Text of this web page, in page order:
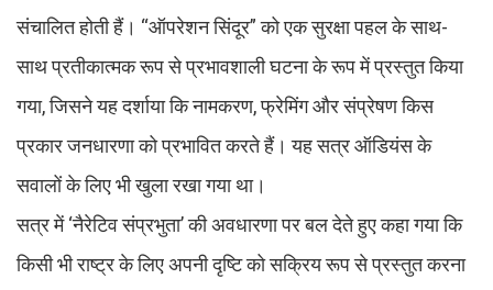
संचालित होती हैं। “ऑपरेशन सिंदूर” को एक सुरक्षा पहल के साथ-
साथ प्रतीकात्मक रूप से प्रभावशाली घटना के रूप में प्रस्तुत किया
गया, जिसने यह दर्शाया कि नामकरण, फ्रेमिंग और संप्रेषण किस
प्रकार जनधारणा को प्रभावित करते हैं। यह सत्र ऑडियंस के
सवालों के लिए भी खुला रखा गया था।
सत्र में ‘नैरेटिव संप्रभुता’ की अवधारणा पर बल देते हुए कहा गया कि
किसी भी राष्ट्र के लिए अपनी दृष्टि को सक्रिय रूप से प्रस्तुत करना